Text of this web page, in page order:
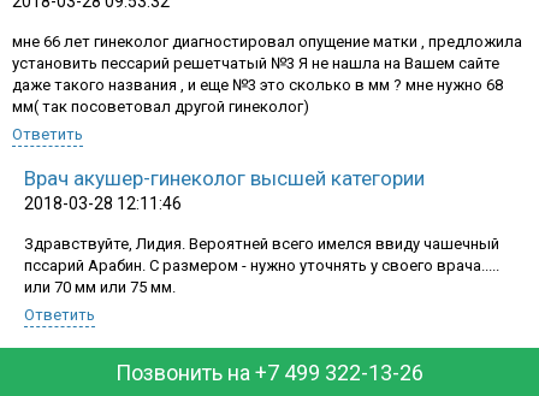
График работы:
пн-пт: 10.00-18.00, сб-вс: выходной
+7 499 322 13 26
Заказать обратный звонок
мне 66 лет гинеколог диагностировал опущение матки , предложила
установить пессарий решетчатый №3 Я не нашла на Вашем сайте
даже такого названия , и еще №3 это сколько в мм ? мне нужно 68
мм( так посоветовал другой гинеколог)
Ответить
Врач акушер-гинеколог высшей категории
2018-03-28 12:11:46
Здравствуйте, Лидия. Вероятней всего имелся ввиду чашечный
пссарий Арабин. С размером - нужно уточнять у своего врача.....
или 70 мм или 75 мм.
Ответить
Позвонить на +7 499 322-13-26